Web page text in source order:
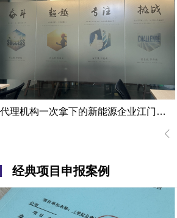
代理机构一次拿下的新能源企业江门高新技术企业认定申报案例
经典项目申报案例